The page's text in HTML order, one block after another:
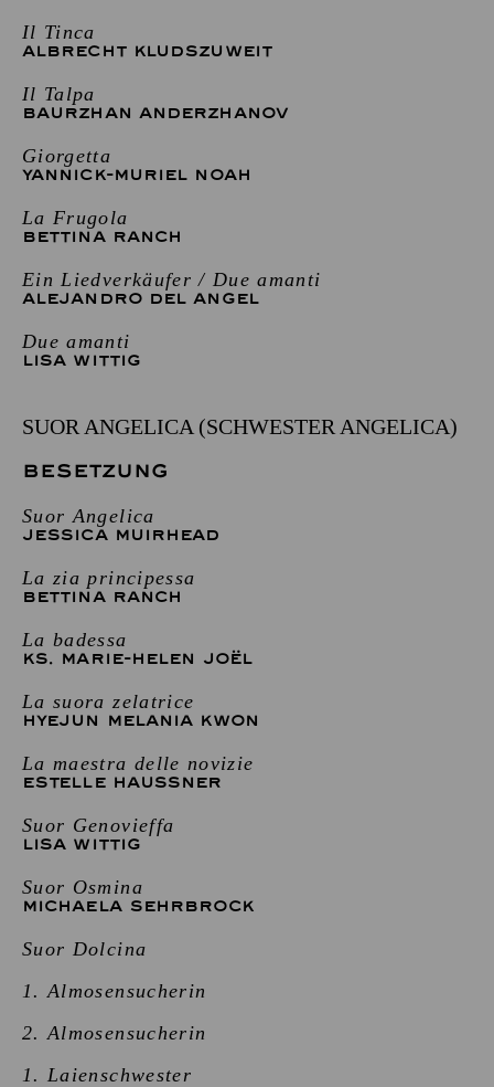
Il Tinca
ALBRECHT KLUDSZUWEIT
Il Talpa
BAURZHAN ANDERZHANOV
Giorgetta
YANNICK-MURIEL NOAH
La Frugola
BETTINA RANCH
Ein Liedverkäufer / Due amanti
ALEJANDRO DEL ANGEL
Due amanti
LISA WITTIG
SUOR ANGELICA (SCHWESTER ANGELICA)
BESETZUNG
Suor Angelica
JESSICA MUIRHEAD
La zia principessa
BETTINA RANCH
La badessa
KS. MARIE-HELEN JOËL
La suora zelatrice
HYEJUN MELANIA KWON
La maestra delle novizie
ESTELLE HAUSSNER
Suor Genovieffa
LISA WITTIG
Suor Osmina
MICHAELA SEHRBROCK
Suor Dolcina
1. Almosensucherin
2. Almosensucherin
1. Laienschwester